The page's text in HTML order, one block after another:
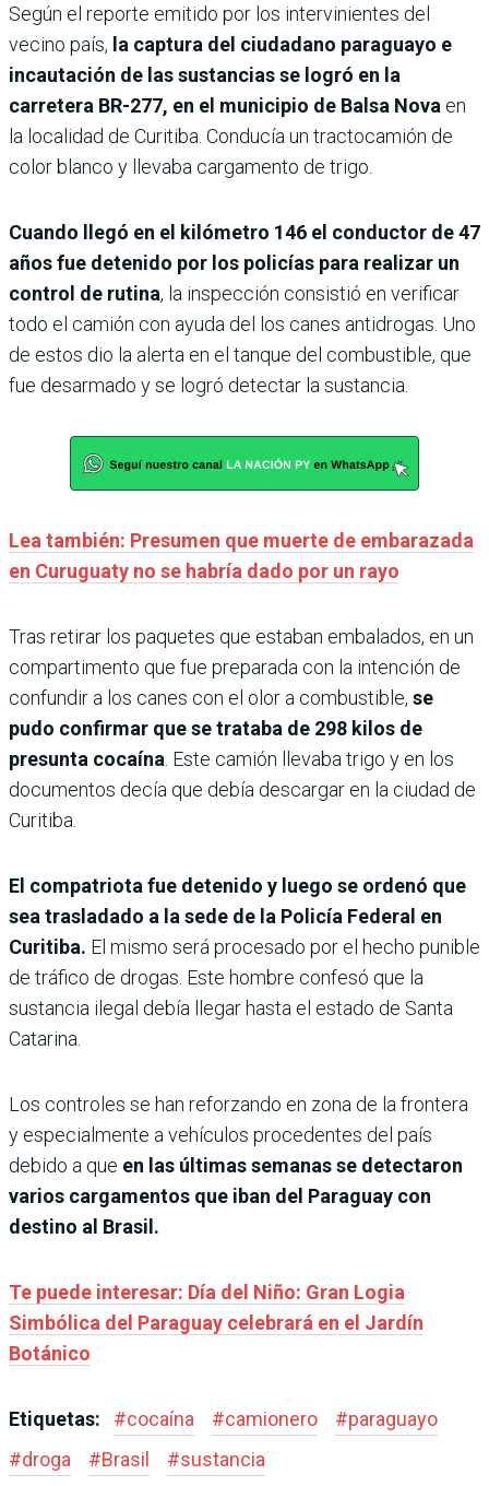
Según el reporte emitido por los intervinientes del
vecino país, la captura del ciudadano paraguayo e
incautación de las sustancias se logró en la
carretera BR-277, en el municipio de Balsa Nova en
la localidad de Curitiba. Conducía un tractocamión de
color blanco y llevaba cargamento de trigo.
Cuando llegó en el kilómetro 146 el conductor de 47
años fue detenido por los policías para realizar un
control de rutina, la inspección consistió en verificar
todo el camión con ayuda del los canes antidrogas. Uno
de estos dio la alerta en el tanque del combustible, que
fue desarmado y se logró detectar la sustancia.
Lea también: Presumen que muerte de embarazada
en Curuguaty no se habría dado por un rayo
Tras retirar los paquetes que estaban embalados, en un
compartimento que fue preparada con la intención de
confundir a los canes con el olor a combustible, se
pudo confirmar que se trataba de 298 kilos de
presunta cocaína . Este camión llevaba trigo y en los
documentos decía que debía descargar en la ciudad de
Curitiba.
El compatriota fue detenido y luego se ordenó que
sea trasladado a la sede de la Policía Federal en
Curitiba. El mismo será procesado por el hecho punible
de tráfico de drogas. Este hombre confesó que la
sustancia ilegal debía llegar hasta el estado de Santa
Catarina.
Los controles se han reforzando en zona de la frontera
y especialmente a vehículos procedentes del país
debido a que en las últimas semanas se detectaron
varios cargamentos que iban del Paraguay con
destino al Brasil.
Te puede interesar: Día del Niño: Gran Logia
Simbólica del Paraguay celebrará en el Jardín
Botánico
Etiquetas: #cocaína #camionero #paraguayo
#droga #Brasil #sustancia